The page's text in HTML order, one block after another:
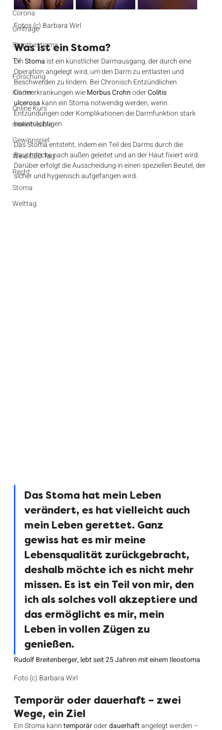
Corona
Umfrage
Stopthestigma
TV
Forschung
Kinder
Online Kurs
makeitvisible
Gewinnspiel
Weld CED Tag
Recht
Stoma
Welttag
Fotos (c) Barbara Wirl
Was ist ein Stoma?
Ein Stoma ist ein künstlicher Darmausgang, der durch eine
Operation angelegt wird, um den Darm zu entlasten und
Beschwerden zu lindern. Bei Chronisch Entzündlichen
Darmerkrankungen wie Morbus Crohn oder Colitis
ulcerosa kann ein Stoma notwendig werden, wenn
Entzündungen oder Komplikationen die Darmfunktion stark
beeinträchtigen.
Das Stoma entsteht, indem ein Teil des Darms durch die
Bauchdecke nach außen geleitet und an der Haut fixiert wird.
Darüber erfolgt die Ausscheidung in einen speziellen Beutel, der
sicher und hygienisch aufgefangen wird.
Das Stoma hat mein Leben
verändert, es hat vielleicht auch
mein Leben gerettet. Ganz
gewiss hat es mir meine
Lebensqualität zurückgebracht,
deshalb möchte ich es nicht mehr
missen. Es ist ein Teil von mir, den
ich als solches voll akzeptiere und
das ermöglicht es mir, mein
Leben in vollen Zügen zu
genießen.
Rudolf Breitenberger, lebt seit 25 Jahren mit einem Ileostoma
Foto (c) Barbara Wirl
Temporär oder dauerhaft – zwei
Wege, ein Ziel
Ein Stoma kann temporär oder dauerhaft angelegt werden –